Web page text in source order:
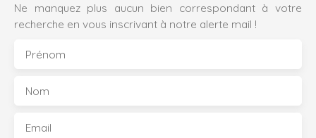
Ne manquez plus aucun bien correspondant à votre
recherche en vous inscrivant à notre alerte mail !
Prénom
Nom
Email